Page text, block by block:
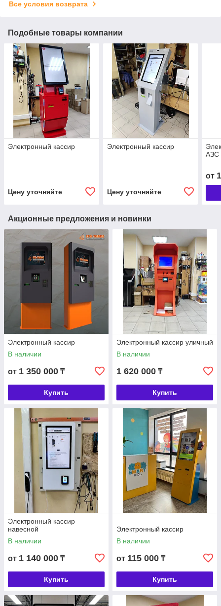
Все условия возврата
Подобные товары компании
Электронный кассир
Цену уточняйте
Электронный кассир
Цену уточняйте
АЗС
от
Акционные предложения и новинки
Электронный кассир
В наличии
от 1 350 000 ₸
Купить
Электронный кассир уличный
В наличии
1 620 000 ₸
Купить
Электронный кассир
навесной
В наличии
от 1 140 000 ₸
Купить
Электронный кассир
В наличии
от 115 000 ₸
Купить